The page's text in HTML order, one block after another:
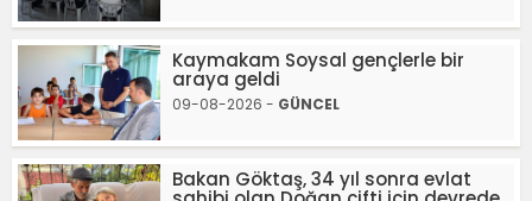
Kaymakam Soysal gençlerle bir
araya geldi
09-08-2026 - GÜNCEL
Bakan Göktaş, 34 yıl sonra evlat